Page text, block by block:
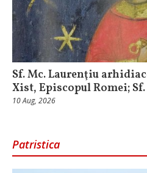
Sf. Mc. Laurenţiu
Xist, Episcopul Romei;
10 Aug, 2026
Patristica